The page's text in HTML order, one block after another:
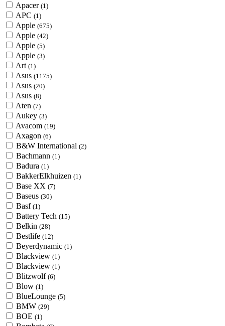
Apacer (1)
APC (1)
Apple (675)
Apple (42)
Apple (5)
Apple (3)
Art (1)
Asus (1175)
Asus (20)
Asus (8)
Aten (7)
Aukey (3)
Avacom (19)
Axagon (6)
B&W International (2)
Bachmann (1)
Badura (1)
BakkerElkhuizen (1)
Base XX (7)
Baseus (30)
Basf (1)
Battery Tech (15)
Belkin (28)
Bestlife (12)
Beyerdynamic (1)
Blackview (1)
Blackview (1)
Blitzwolf (6)
Blow (1)
BlueLounge (5)
BMW (29)
BOE (1)